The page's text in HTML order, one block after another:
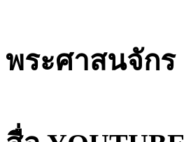
พระศาสนจักร